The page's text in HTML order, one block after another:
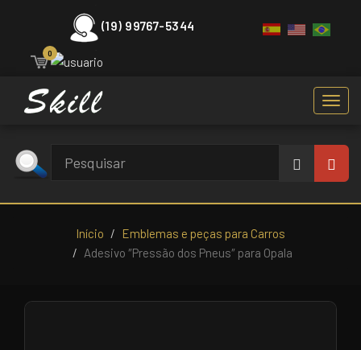
(19) 99767-5344
0
Início
Emblemas e peças para Carros
Adesivo ″Pressão dos Pneus″ para Opala